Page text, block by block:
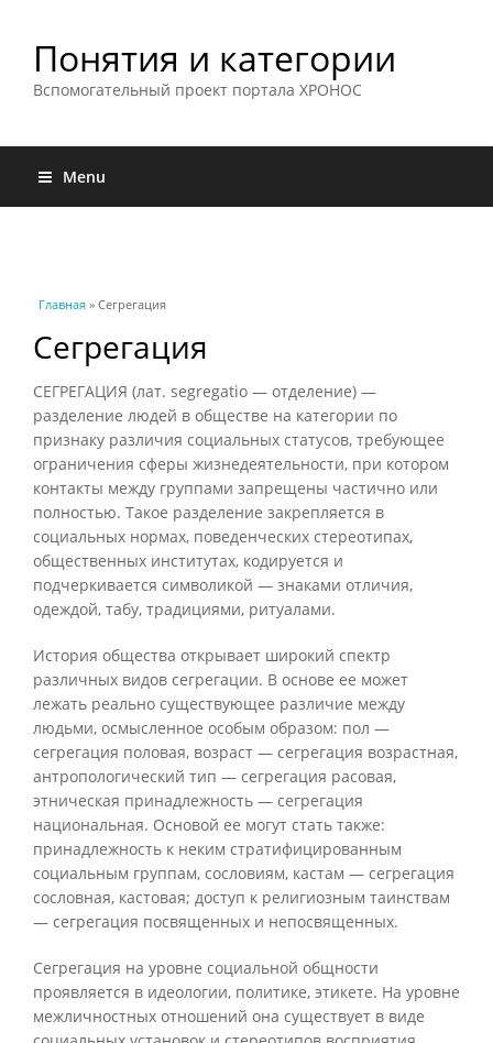
Понятия и категории
Вспомогательный проект портала ХРОНОС
Menu
Вы здесь
Главная » Сегрегация
Сегрегация
СЕГРЕГАЦИЯ (лат. segregatio — отделение) —
разделение людей в обществе на категории по
признаку различия социальных статусов, требующее
ограничения сферы жизнедеятельности, при котором
контакты между группами запрещены частично или
полностью. Такое разделение закрепляется в
социальных нормах, поведенческих стереотипах,
общественных институтах, кодируется и
подчеркивается символикой — знаками отличия,
одеждой, табу, традициями, ритуалами.
История общества открывает широкий спектр
различных видов сегрегации. В основе ее может
лежать реально существующее различие между
людьми, осмысленное особым образом: пол —
сегрегация половая, возраст — сегрегация возрастная,
антропологический тип — сегрегация расовая,
этническая принадлежность — сегрегация
национальная. Основой ее могут стать также:
принадлежность к неким стратифицированным
социальным группам, сословиям, кастам — сегрегация
сословная, кастовая; доступ к религиозным таинствам
— сегрегация посвященных и непосвященных.
Сегрегация на уровне социальной общности
проявляется в идеологии, политике, этикете. На уровне
межличностных отношений она существует в виде